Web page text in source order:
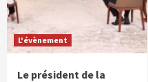
L'évènement
Le président de la